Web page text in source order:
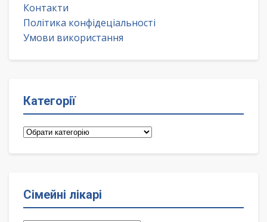
Контакти
Політика конфідеціальності
Умови використання
Категорії
Категорії
Сімейні лікарі